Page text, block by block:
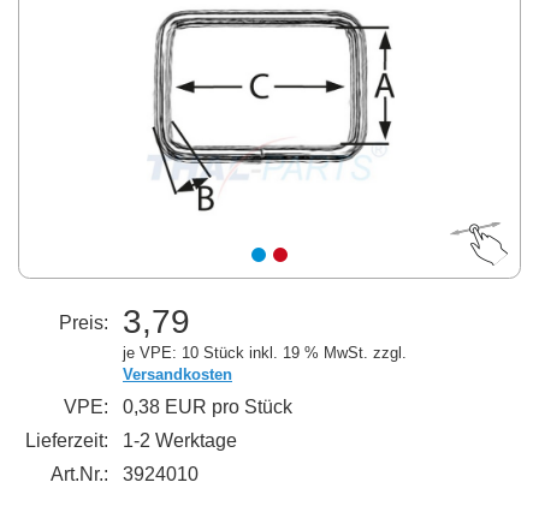
Preis: 3,79
je VPE: 10 Stück inkl. 19 % MwSt. zzgl.
Versandkosten
VPE:
0,38 EUR pro Stück
Lieferzeit:
1-2 Werktage
Art.Nr.:
3924010